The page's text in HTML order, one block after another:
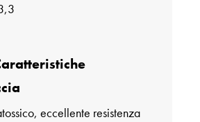
eccellente resistenza